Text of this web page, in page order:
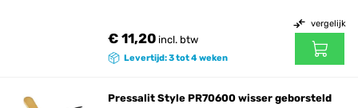
€ 11,20 incl. btw
Levertijd: 3 tot 4 weken
vergelijk
Pressalit Style PR70600 wisser geborsteld